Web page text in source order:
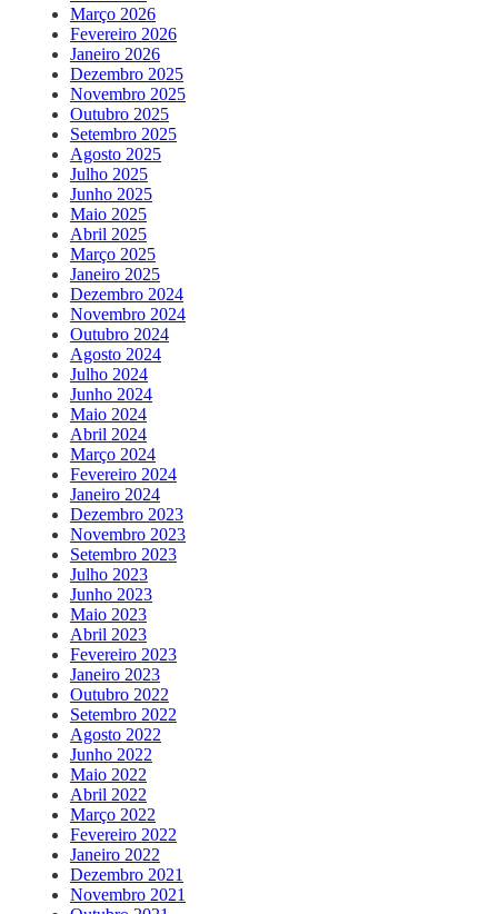
Março 2026
Fevereiro 2026
Janeiro 2026
Dezembro 2025
Novembro 2025
Outubro 2025
Setembro 2025
Agosto 2025
Julho 2025
Junho 2025
Maio 2025
Abril 2025
Março 2025
Janeiro 2025
Dezembro 2024
Novembro 2024
Outubro 2024
Agosto 2024
Julho 2024
Junho 2024
Maio 2024
Abril 2024
Março 2024
Fevereiro 2024
Janeiro 2024
Dezembro 2023
Novembro 2023
Setembro 2023
Julho 2023
Junho 2023
Maio 2023
Abril 2023
Fevereiro 2023
Janeiro 2023
Outubro 2022
Setembro 2022
Agosto 2022
Junho 2022
Maio 2022
Abril 2022
Março 2022
Fevereiro 2022
Janeiro 2022
Dezembro 2021
Novembro 2021